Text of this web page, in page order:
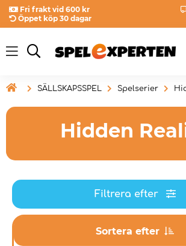
Fri frakt vid 600 kr
Öppet köp 30 dagar
 SÄLLSKAPSSPEL Spelserier
Hidden
Filtrera efter
Sortera efter